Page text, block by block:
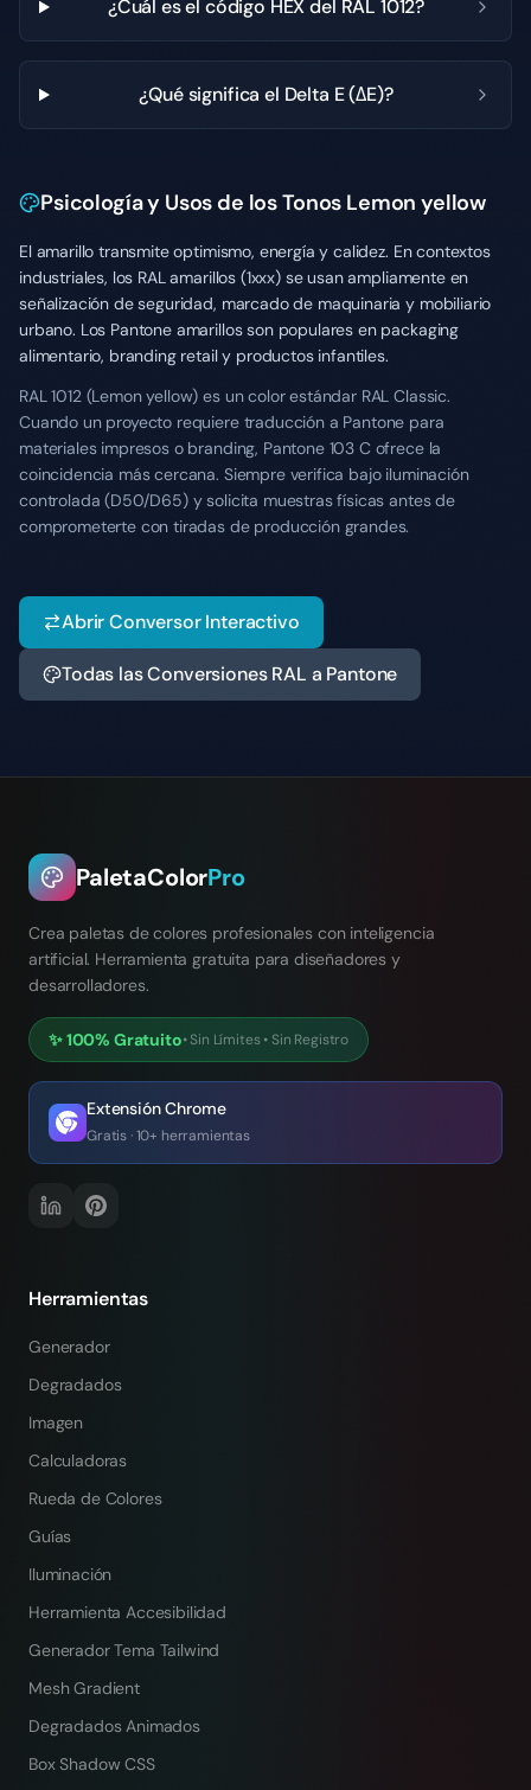
¿Cuál es el código HEX del RAL 1012?
¿Qué significa el Delta E (ΔE)?
Psicología y Usos de los Tonos Lemon yellow
El amarillo transmite optimismo, energía y calidez. En contextos
industriales, los RAL amarillos (1xxx) se usan ampliamente en
señalización de seguridad, marcado de maquinaria y mobiliario
urbano. Los Pantone amarillos son populares en packaging
alimentario, branding retail y productos infantiles.
RAL 1012 (Lemon yellow) es un color estándar RAL Classic.
Cuando un proyecto requiere traducción a Pantone para
materiales impresos o branding, Pantone 103 C ofrece la
coincidencia más cercana. Siempre verifica bajo iluminación
controlada (D50/D65) y solicita muestras físicas antes de
comprometerte con tiradas de producción grandes.
Abrir Conversor Interactivo
Todas las Conversiones RAL a Pantone
PaletaColorPro
Crea paletas de colores profesionales con inteligencia
artificial. Herramienta gratuita para diseñadores y
desarrolladores.
✨100% Gratuito•Sin Límites• Sin Registro
Extensión Chrome
Gratis · 10+ herramientas
Herramientas
Generador
Degradados
Imagen
Calculadoras
Rueda de Colores
Guías
Iluminación
Herramienta Accesibilidad
Generador Tema Tailwind
Mesh Gradient
Degradados Animados
Box Shadow CSS